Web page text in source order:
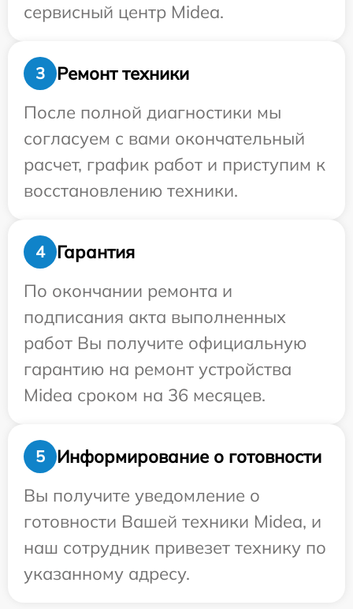
сервисный центр Midea.
3
Ремонт техники
После полной диагностики мы
согласуем с вами окончательный
расчет, график работ и приступим к
восстановлению техники.
4
Гарантия
По окончании ремонта и
подписания акта выполненных
работ Вы получите официальную
гарантию на ремонт устройства
Midea сроком на 36 месяцев.
5
Информирование о готовности
Вы получите уведомление о
готовности Вашей техники Midea, и
наш сотрудник привезет технику по
указанному адресу.